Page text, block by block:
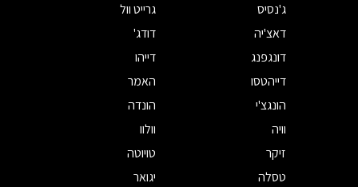
ג'נסיס
גרייט וול
דאצ'יה
דודג'
דונגפנג
דייהו
דייהטסו
האמר
הונגצ'י
הונדה
וויה
וולוו
זיקר
טויוטה
טסלה
יגואר